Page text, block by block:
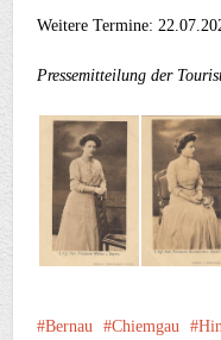
Weitere Termine:
Pressemitteilung der
Bernau Chiemgau